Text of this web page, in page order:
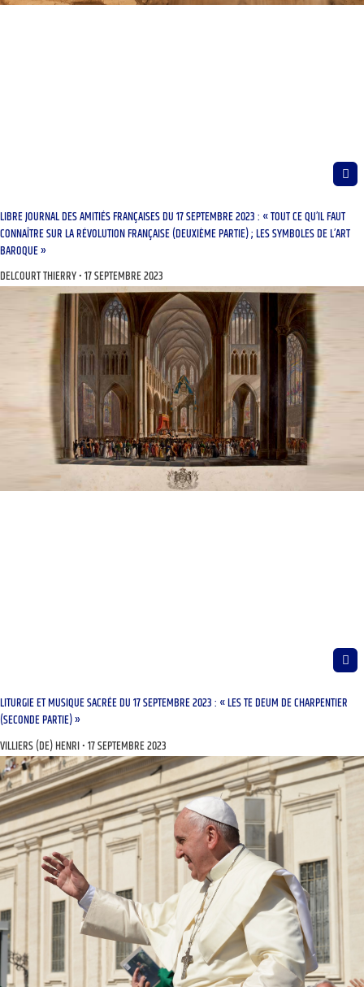
LIBRE JOURNAL DES AMITIÉS FRANÇAISES DU 17 SEPTEMBRE 2023 : « TOUT CE QU’IL FAUT
CONNAÎTRE SUR LA RÉVOLUTION FRANÇAISE (DEUXIÈME PARTIE) ; LES SYMBOLES DE L’ART
BAROQUE »
DELCOURT THIERRY 17 SEPTEMBRE 2023
LITURGIE ET MUSIQUE SACRÉE DU 17 SEPTEMBRE 2023 : « LES TE DEUM DE CHARPENTIER
(SECONDE PARTIE) »
VILLIERS (DE) HENRI 17 SEPTEMBRE 2023